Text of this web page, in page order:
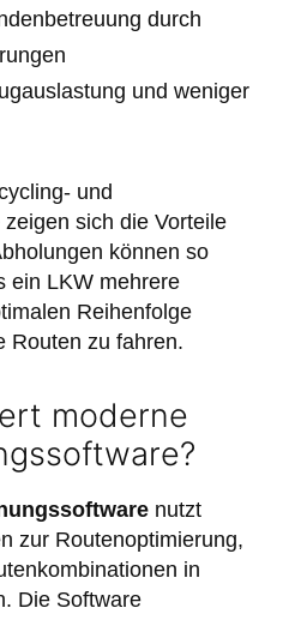
durch
und weniger
und
sich die Vorteile
können so
ein LKW mehrere
Reihenfolge
Routen zu fahren.
moderne
nutzt
zur Routenoptimierung,
in
Die Software